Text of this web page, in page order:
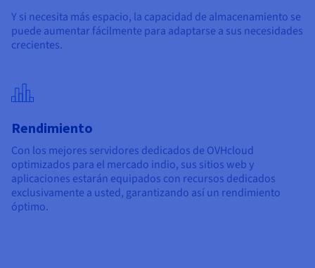
Y si necesita más espacio, la capacidad de almacenamiento se
puede aumentar fácilmente para adaptarse a sus necesidades
crecientes.
Rendimiento
Con los mejores servidores dedicados de OVHcloud
optimizados para el mercado indio, sus sitios web y
aplicaciones estarán equipados con recursos dedicados
exclusivamente a usted, garantizando así un rendimiento
óptimo.